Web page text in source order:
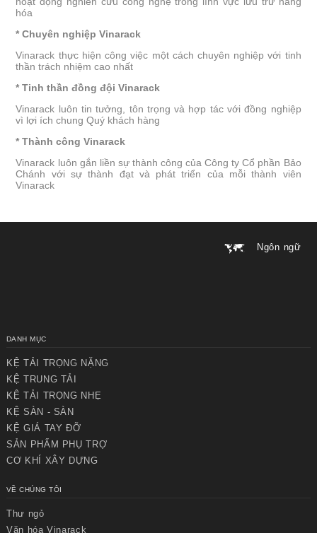
hóa
* Chuyên nghiệp Vinarack
Vinarack thực hiện công việc một cách chuyên nghiệp với tinh
thần trách nhiệm cao nhất
* Tinh thần đồng đội Vinarack
Vinarack luôn tin tưởng, tôn trọng và hợp tác với đồng nghiệp
vì lợi ích chung Quý khách hàng
* Thành công Vinarack
Vinarack luôn gắn liền sự thành công của Công ty Cổ phần Bảo
Chánh với sự thành đạt và phát triển của mỗi thành viên
Vinarack
Ngôn ngữ
DANH MỤC
KỆ TẢI TRỌNG NẶNG
KỆ TRUNG TẢI
KỆ TẢI TRỌNG NHẸ
KỆ SÀN - SÀN
KỆ GIÁ TAY ĐỠ
SẢN PHẨM PHỤ TRỢ
CƠ KHÍ XÂY DỰNG
VỀ CHÚNG TÔI
Thư ngỏ
Văn hóa Vinarack